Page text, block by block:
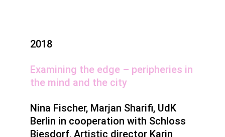
2018
Examining the edge – peripheries in
the mind and the city
Nina Fischer, Marjan Sharifi, UdK
Berlin in cooperation with Schloss
Biesdorf, Artistic director Karin